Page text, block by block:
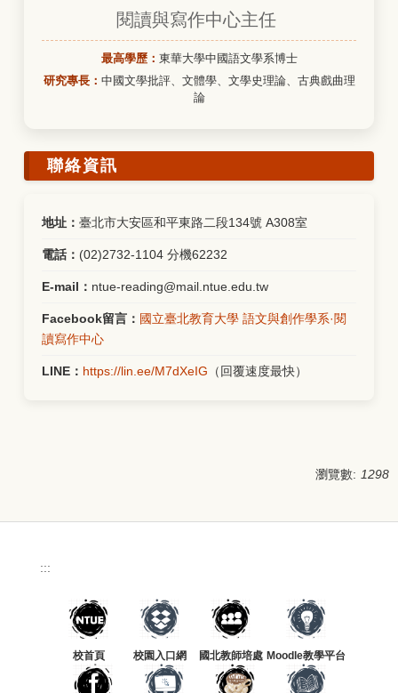
閱讀與寫作中心主任
最高學歷： 東華大學中國語文學系博士
研究專長： 中國文學批評、文體學、文學史理論、古典戲曲理
論
聯絡資訊
地址： 臺北市大安區和平東路二段134號 A308室
電話： (02)2732-1104 分機62232
E-mail： ntue-reading@mail.ntue.edu.tw
Facebook留言： 國立臺北教育大學 語文與創作學系·閱
讀寫作中心
LINE： https://lin.ee/M7dXeIG （回覆速度最快）
瀏覽數: 1298
:::
校首頁 校園入口網 國北教師培處 Moodle教學平台